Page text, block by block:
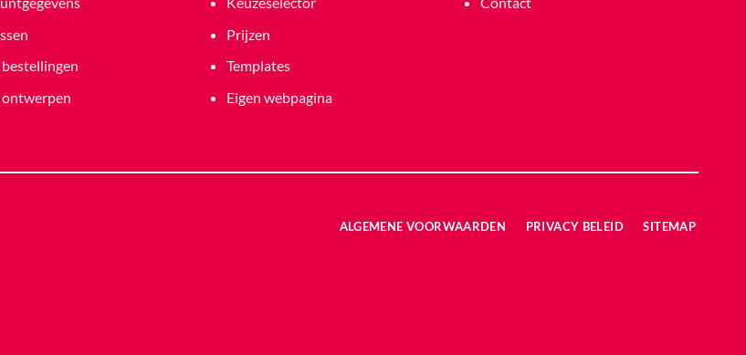
Prijzen
Templates
Eigen webpagina
ALGEMENE VOORWAARDEN PRIVACY BELEID SITEMAP